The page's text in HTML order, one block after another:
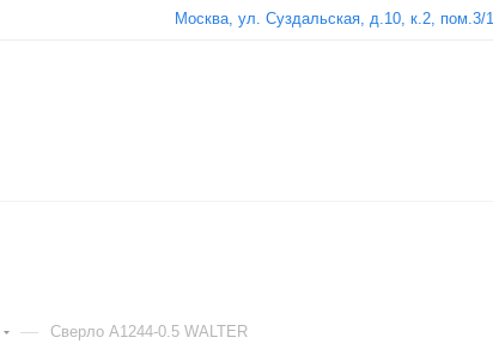
Москва, ул. Суздальская, д.10, к.2, пом.3/1
— Сверло A1244-0.5 WALTER